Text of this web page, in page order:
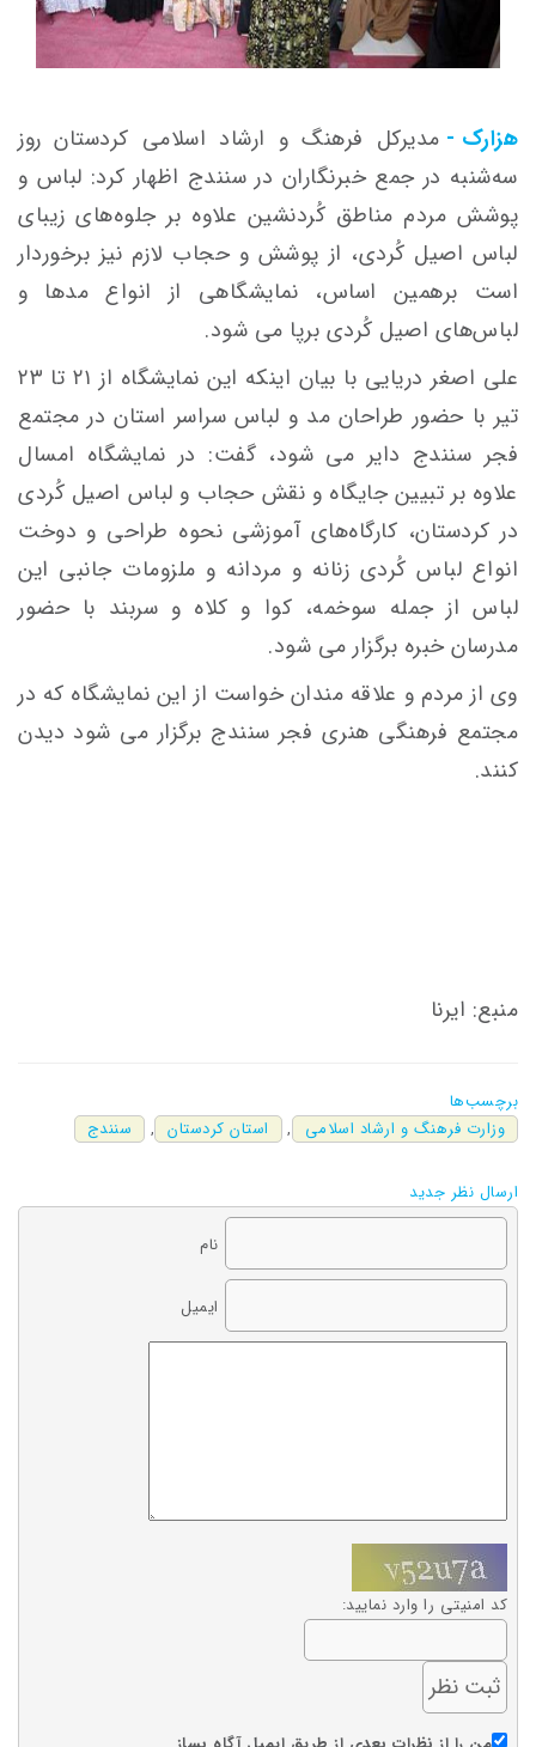
هزارک - مدیرکل فرهنگ و ارشاد اسلامی کردستان روز
سه‌شنبه در جمع خبرنگاران در سنندج اظهار کرد: لباس و
پوشش مردم مناطق کُردنشین علاوه بر جلوه‌های زیبای
لباس اصیل کُردی، از پوشش و حجاب لازم نیز برخوردار
است برهمین اساس، نمایشگاهی از انواع مدها و
لباس‌های اصیل کُردی برپا می شود.
علی اصغر دریایی با بیان اینکه این نمایشگاه از ۲۱ تا ۲۳
تیر با حضور طراحان مد و لباس سراسر استان در مجتمع
فجر سنندج دایر می شود، گفت: در نمایشگاه امسال
علاوه بر تبیین جایگاه و نقش حجاب و لباس اصیل کُردی
در کردستان، کارگاه‌های آموزشی نحوه طراحی و دوخت
انواع لباس کُردی زنانه و مردانه و ملزومات جانبی این
لباس از جمله سوخمه، کوا و کلاه و سربند با حضور
مدرسان خبره برگزار می شود.
وی از مردم و علاقه مندان خواست از این نمایشگاه که در
مجتمع فرهنگی هنری فجر سنندج برگزار می شود دیدن
کنند.
منبع: ایرنا
برچسب‌ها
وزارت فرهنگ و ارشاد اسلامی
, استان کردستان , سنندج
ارسال نظر جدید
نام
ایمیل
کد امنیتی را وارد نمایید: